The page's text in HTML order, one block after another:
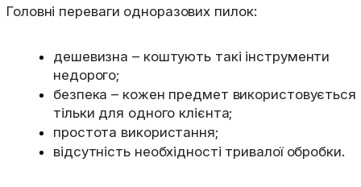
Головні переваги одноразових пилок:
дешевизна – коштують такі інструменти
недорого;
безпека – кожен предмет використовується
тільки для одного клієнта;
простота використання;
відсутність необхідності тривалої обробки.